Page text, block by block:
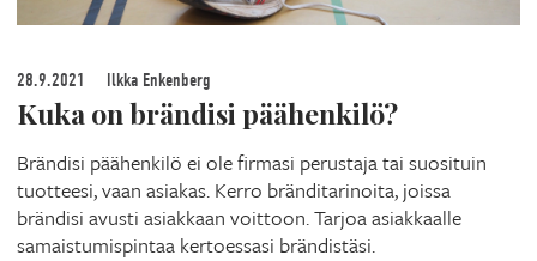
28.9.2021 Ilkka Enkenberg
Kuka on brändisi päähenkilö?
Brändisi päähenkilö ei ole firmasi perustaja tai suosituin
tuotteesi, vaan asiakas. Kerro bränditarinoita, joissa
brändisi avusti asiakkaan voittoon. Tarjoa asiakkaalle
samaistumispintaa kertoessasi brändistäsi.